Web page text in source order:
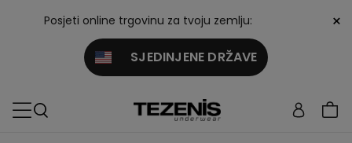
Posjeti online trgovinu za tvoju zemlju:
SJEDINJENE DRŽAVE
×